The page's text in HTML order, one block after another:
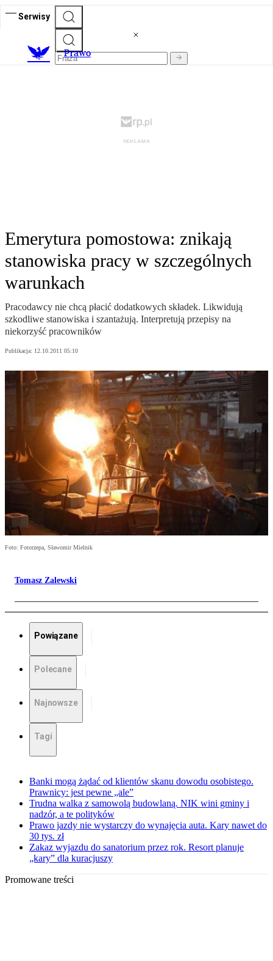
Serwisy
Prawo
Emerytura pomostowa: znikają
stanowiska pracy w szczególnych
warunkach
Pracodawcy nie chcą płacić dodatkowych składek. Likwidują
szkodliwe stanowiska i szantażują. Interpretują przepisy na
niekorzyść pracowników
Publikacja: 12.10.2011 05:10
Foto: Fotorzepa, Sławomir Mielnik
Tomasz Zalewski
Powiązane
Polecane
Najnowsze
Tagi
Banki mogą żądać od klientów skanu dowodu osobistego.
Prawnicy: jest pewne „ale”
Trudna walka z samowolą budowlaną. NIK wini gminy i
nadzór, a te polityków
Prawo jazdy nie wystarczy do wynajęcia auta. Kary nawet do
30 tys. zł
Zakaz wyjazdu do sanatorium przez rok. Resort planuje
„kary” dla kuracjuszy
Promowane treści